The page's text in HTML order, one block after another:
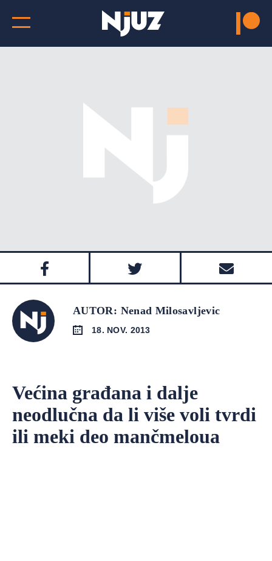
AUTOR: Nenad Milosavljevic
18. NOV. 2013
Većina građana i dalje
neodlučna da li više voli tvrdi
ili meki deo mančmeloua